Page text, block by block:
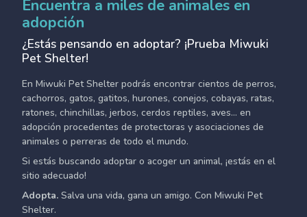
Encuentra a miles de animales en
adopción
¿Estás pensando en adoptar? ¡Prueba Miwuki
Pet Shelter!
En Miwuki Pet Shelter podrás encontrar cientos de perros,
cachorros, gatos, gatitos, hurones, conejos, cobayas, ratas,
ratones, chinchillas, jerbos, cerdos reptiles, aves... en
adopción procedentes de protectoras y asociaciones de
animales o perreras de todo el mundo.
Si estás buscando adoptar o acoger un animal, ¡estás en el
sitio adecuado!
Adopta. Salva una vida, gana un amigo. Con Miwuki Pet
Shelter.